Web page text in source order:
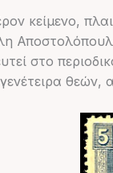
κείμενο,
στο